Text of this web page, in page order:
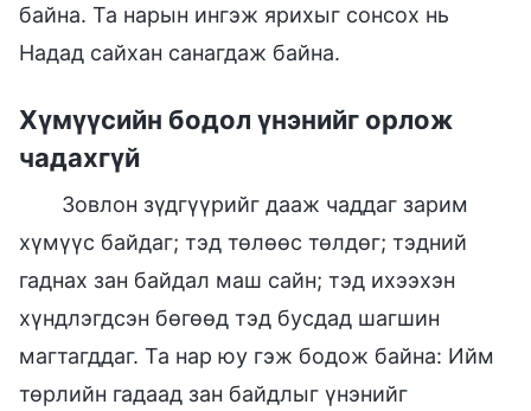
байна. Та нарын ингэж ярихыг сонсох нь
Надад сайхан санагдаж байна.
Хүмүүсийн бодол үнэнийг орлож
чадахгүй
Зовлон зүдгүүрийг дааж чаддаг зарим
хүмүүс байдаг; тэд төлөөс төлдөг; тэдний
гаднах зан байдал маш сайн; тэд ихээхэн
хүндлэгдсэн бөгөөд тэд бусдад шагшин
магтагддаг. Та нар юу гэж бодож байна: Ийм
төрлийн гадаад зан байдлыг үнэнийг